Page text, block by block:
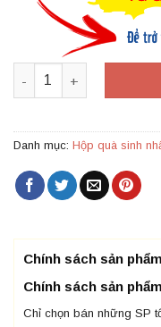
Hộp quà tặng đẹp
Danh mục: Hộp quà sinh
Chính sách sản phẩm
Chính sách sản phẩm
Chỉ chọn bán những SP